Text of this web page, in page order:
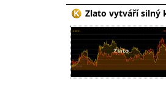
Zlato vytváří silný